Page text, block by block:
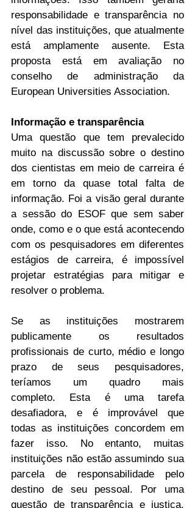
responsabilidade e transparência no
nível das instituições, que atualmente
está amplamente ausente. Esta
proposta está em avaliação no
conselho de administração da
European Universities Association.
Informação e transparência
Uma questão que tem prevalecido
muito na discussão sobre o destino
dos cientistas em meio de carreira é
em torno da quase total falta de
informação. Foi a visão geral durante
a sessão do ESOF que sem saber
onde, como e o que está acontecendo
com os pesquisadores em diferentes
estágios de carreira, é impossível
projetar estratégias para mitigar e
resolver o problema.
Se as instituições mostrarem
publicamente os resultados
profissionais de curto, médio e longo
prazo de seus pesquisadores,
teríamos um quadro mais
completo. Esta é uma tarefa
desafiadora, e é improvável que
todas as instituições concordem em
fazer isso. No entanto, muitas
instituições não estão assumindo sua
parcela de responsabilidade pelo
destino de seu pessoal. Por uma
questão de transparência e justiça,